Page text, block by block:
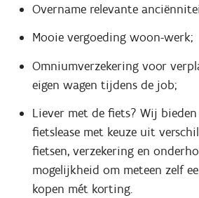
Overname relevante
Mooie vergoeding woon-werk;
Omniumverzekering voor
eigen wagen tijdens de job;
Liever met de fiets? Wij
fietslease met keuze uit
fietsen, verzekering en
mogelijkheid om meteen zelf
kopen mét korting.